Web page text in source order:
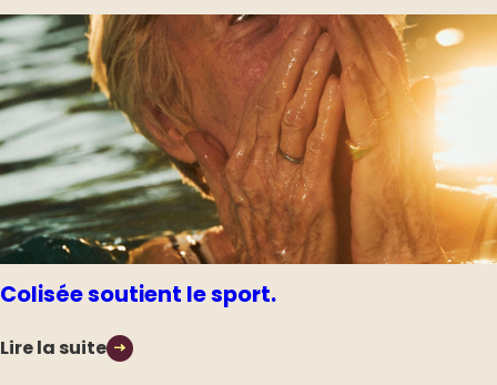
Colisée soutient le sport.
Lire la suite